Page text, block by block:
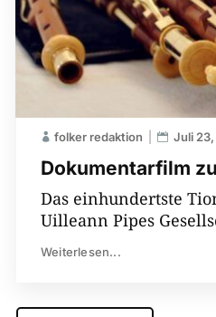
Dokumentarfilm
folker redaktion Juli
Das einhundertste
Uilleann Pipes
Weiterlesen...